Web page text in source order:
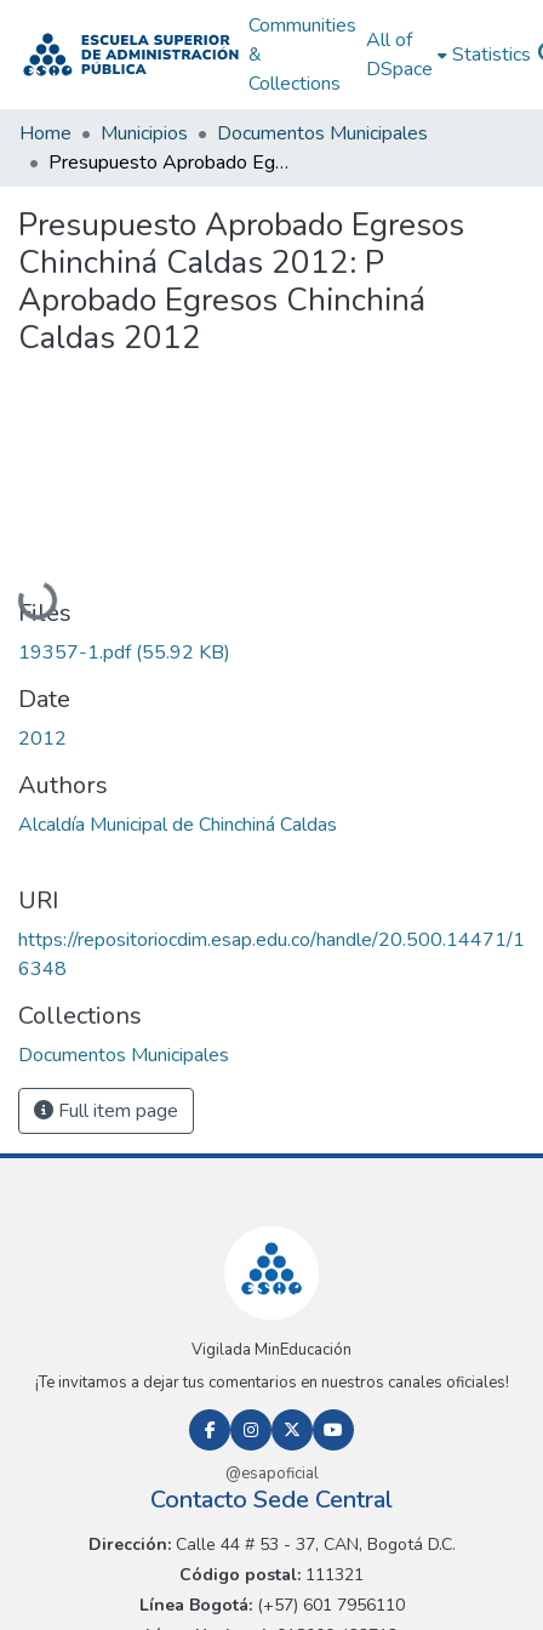
Communities
&
Collections
All of
DSpace
Statistics
Home Municipios
Documentos Municipales
Presupuesto Aprobado Egresos Chinchiná Caldas 2012: P Aprobado Egresos Chinchiná Caldas 2012
Presupuesto Aprobado Egresos
Chinchiná Caldas 2012: P
Aprobado Egresos Chinchiná
Caldas 2012
Loading...
Files
19357-1.pdf(55.92 KB)
Date
2012
Authors
Alcaldía Municipal de Chinchiná Caldas
URI
https://repositoriocdim.esap.edu.co/handle/20.500.14471/1
6348
Collections
Documentos Municipales
Full item page
Vigilada MinEducación
¡Te invitamos a dejar tus comentarios en nuestros canales oficiales!
@esapoficial
Contacto Sede Central
Dirección:Calle 44 # 53 - 37, CAN, Bogotá D.C.
Código postal: 111321
Línea Bogotá:(+57) 601 7956110